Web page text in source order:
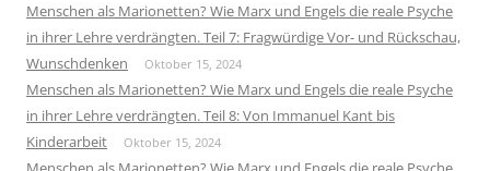
Menschen als Marionetten? Wie Marx und Engels die reale Psyche
in ihrer Lehre verdrängten. Teil 7: Fragwürdige Vor- und Rückschau,
Wunschdenken
Oktober 15, 2024
Menschen als Marionetten? Wie Marx und Engels die reale Psyche
in ihrer Lehre verdrängten. Teil 8: Von Immanuel Kant bis
Kinderarbeit
Oktober 15, 2024